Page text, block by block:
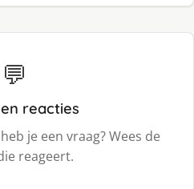
💬
reacties
je een vraag? Wees de
reageert.